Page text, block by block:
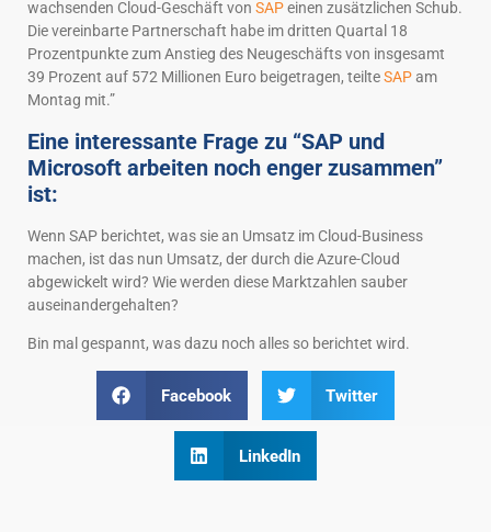
wachsenden Cloud-Geschäft von SAPeinen zusätzlichen Schub.
Die vereinbarte Partnerschaft habe im dritten Quartal 18
Prozentpunkte zum Anstieg des Neugeschäfts von insgesamt
39 Prozent auf 572 Millionen Euro beigetragen, teilteSAPam
Montag mit.”
Eine interessante Frage zu “SAP und
Microsoft arbeiten noch enger zusammen”
ist:
Wenn SAP berichtet, was sie an Umsatz im Cloud-Business
machen, ist das nun Umsatz, der durch die Azure-Cloud
abgewickelt wird? Wie werden diese Marktzahlen sauber
auseinandergehalten?
Bin mal gespannt, was dazu noch alles so berichtet wird.
Facebook Twitter
LinkedIn